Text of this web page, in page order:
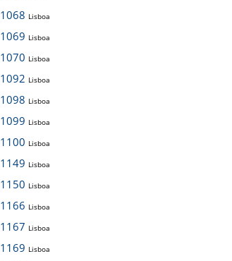
1068 Lisboa
1069 Lisboa
1070 Lisboa
1092 Lisboa
1098 Lisboa
1099 Lisboa
1100 Lisboa
1149 Lisboa
1150 Lisboa
1166 Lisboa
1167 Lisboa
1169 Lisboa